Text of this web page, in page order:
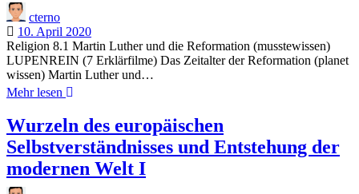
cterno
10. April 2020
Religion 8.1 Martin Luther und die Reformation (musstewissen)
LUPENREIN (7 Erklärfilme) Das Zeitalter der Reformation (planet
wissen) Martin Luther und…
Mehr lesen Was
die
Grundlagen
des
christlichen
Glaubens?
Wurzeln des europäischen
Selbstverständnisses und Entstehung der
modernen Welt I